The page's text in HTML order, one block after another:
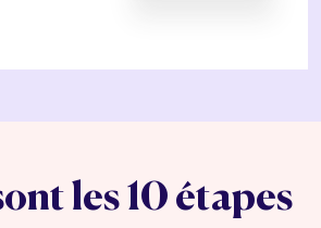
les 10 étapes